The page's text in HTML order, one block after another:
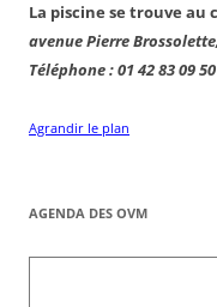
La piscine se trouve
avenue Pierre
Téléphone : 01 42 83 09 50
Agrandir le plan
AGENDA DES OVM